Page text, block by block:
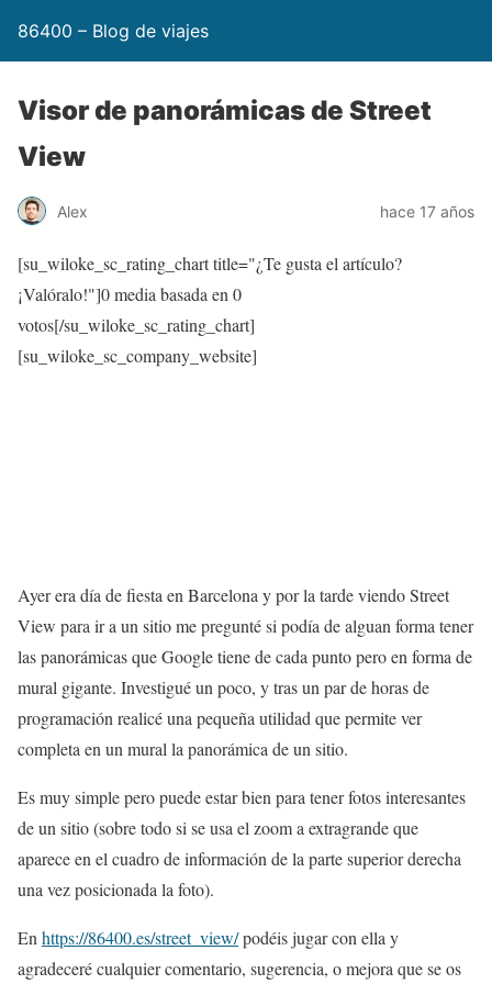
86400 – Blog de viajes
Visor de panorámicas de Street
View
Alex hace 17 años
[su_wiloke_sc_rating_chart title="¿Te gusta el artículo?
¡Valóralo!"]0media basada en 0
votos[/su_wiloke_sc_rating_chart]
[su_wiloke_sc_company_website]
Ayer era día de fiesta en Barcelona y por la tarde viendo Street
View para ir a un sitio me pregunté si podía de alguan forma tener
las panorámicas que Google tiene de cada punto pero en forma de
mural gigante. Investigué un poco, y tras un par de horas de
programación realicé una pequeña utilidad que permite ver
completa en un mural la panorámica de un sitio.
Es muy simple pero puede estar bien para tener fotos interesantes
de un sitio (sobre todo si se usa el zoom a extragrande que
aparece en el cuadro de información de la parte superior derecha
una vez posicionada la foto).
Enhttps://86400.es/street_view/podéis jugar con ella y
agradeceré cualquier comentario, sugerencia, o mejora que se os